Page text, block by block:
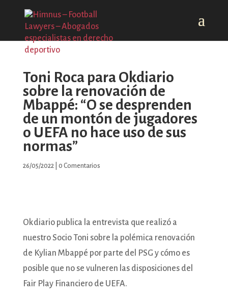
Toni Roca para Okdiario
sobre la renovación de
Mbappé: “O se desprenden
de un montón de jugadores
o UEFA no hace uso de sus
normas”
26/05/2022| 0 Comentarios
Okdiario publica la entrevista que realizó a
nuestro Socio Toni sobre la polémica renovación
de Kylian Mbappé por parte del PSG y cómo es
posible que no se vulneren las disposiciones del
Fair Play Financiero de UEFA.